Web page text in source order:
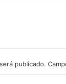
publicado.